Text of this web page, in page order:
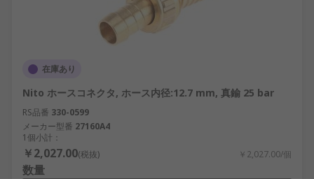
在庫あり
Nito ホースコネクタ, ホース内径:12.7 mm, 真鍮 25 bar
RS品番 330-0599
メーカー型番 27160A4
1個小計：
￥2,027.00(税抜) ￥2,027.00/個
数量